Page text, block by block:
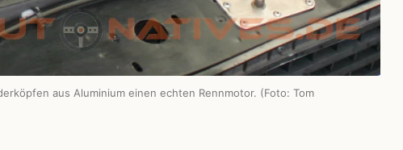
aus Aluminium einen echten Rennmotor. (Foto: Tom